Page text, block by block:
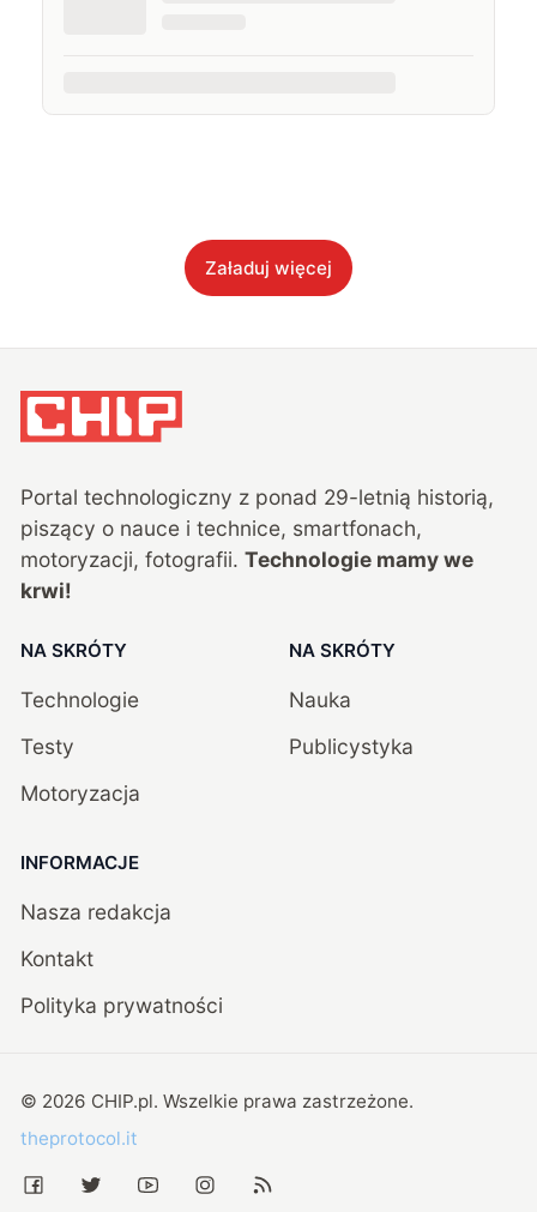
Załaduj więcej
Portal technologiczny z ponad 29-letnią historią,
piszący o nauce i technice, smartfonach,
motoryzacji, fotografii. Technologie mamy we
krwi!
NA SKRÓTY
Technologie
Testy
Motoryzacja
NA SKRÓTY
Nauka
Publicystyka
INFORMACJE
Nasza redakcja
Kontakt
Polityka prywatności
© 2026 CHIP.pl. Wszelkie prawa zastrzeżone.
theprotocol.it